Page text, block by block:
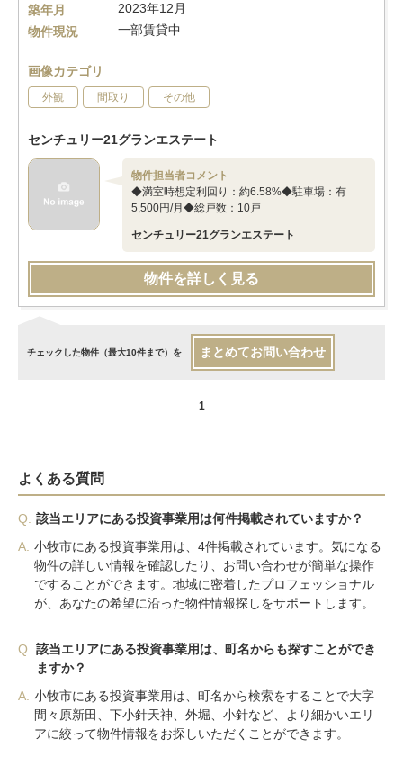
築年月
2023年12月
物件現況
一部賃貸中
画像カテゴリ
外観 間取り その他
センチュリー21グランエステート
物件担当者コメント
◆満室時想定利回り：約6.58%◆駐車場：有
5,500円/月◆総戸数：10戸
センチュリー21グランエステート
物件を詳しく見る
チェックした物件（最大10件まで）を まとめてお問い合わせ
1
よくある質問
Q.
該当エリアにある投資事業用は何件掲載されていますか？
A. 小牧市にある投資事業用は、4件掲載されています。気になる
物件の詳しい情報を確認したり、お問い合わせが簡単な操作
ですることができます。地域に密着したプロフェッショナル
が、あなたの希望に沿った物件情報探しをサポートします。
Q.
該当エリアにある投資事業用は、町名からも探すことができ
ますか？
A. 小牧市にある投資事業用は、町名から検索をすることで大字
間々原新田、下小針天神、外堀、小針など、より細かいエリ
アに絞って物件情報をお探しいただくことができます。